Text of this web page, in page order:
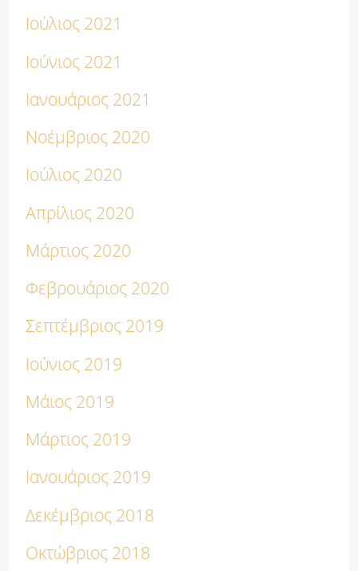
Ιούλιος 2021
Ιούνιος 2021
Ιανουάριος 2021
Νοέμβριος 2020
Ιούλιος 2020
Απρίλιος 2020
Μάρτιος 2020
Φεβρουάριος 2020
Σεπτέμβριος 2019
Ιούνιος 2019
Μάιος 2019
Μάρτιος 2019
Ιανουάριος 2019
Δεκέμβριος 2018
Οκτώβριος 2018